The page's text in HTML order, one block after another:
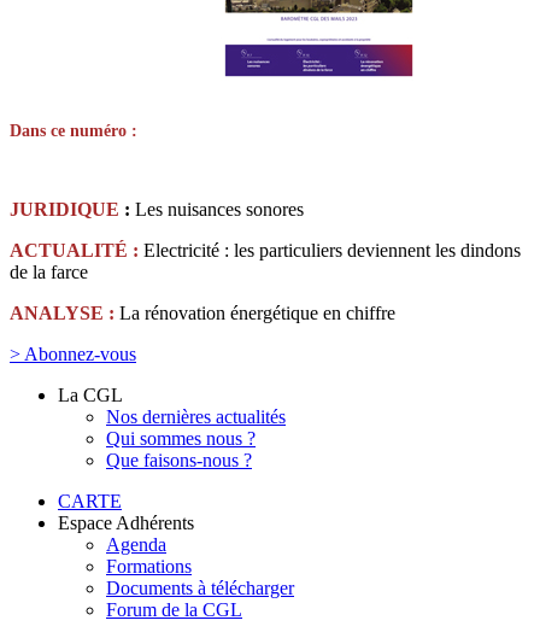
Dans ce numéro :
JURIDIQUE : Les nuisances sonores
ACTUALITÉ : Electricité : les particuliers deviennent les dindons
de la farce
ANALYSE : La rénovation énergétique en chiffre
> Abonnez-vous
La CGL
Nos dernières actualités
Qui sommes nous ?
Que faisons-nous ?
CARTE
Espace Adhérents
Agenda
Formations
Documents à télécharger
Forum de la CGL